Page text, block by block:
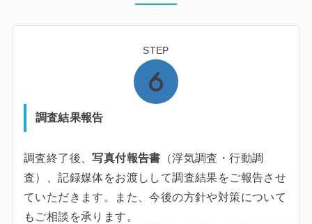
STEP
調査結果報告
調査終了後、写真付報告書 （浮気調査・行動調
査）、記録媒体をお渡しして調査結果をご報告させ
ていただきます。また、今後の方針や対策について
もご相談を承ります。